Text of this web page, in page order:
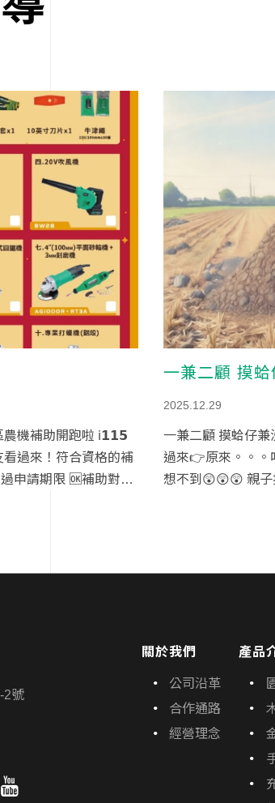
機補助開跑啦 ℹ️𝟭𝟭𝟱
過來！符合資格的補
申請期限 🆗補助對
一兼二顧 摸蛤
2025.12.29
一兼二顧 摸蛤仔兼
過來👉原來。。。
想不到😲😲😲 親
2號
關於我們
公司沿革
合作通路
經營理念
產品